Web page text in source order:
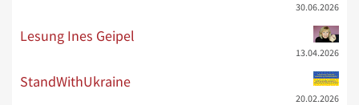
30.06.2026
Lesung Ines Geipel
13.04.2026
StandWithUkraine
20.02.2026